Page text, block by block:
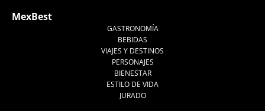
MexBest
GASTRONOMÍA
BEBIDAS
VIAJES Y DESTINOS
PERSONAJES
BIENESTAR
ESTILO DE VIDA
JURADO